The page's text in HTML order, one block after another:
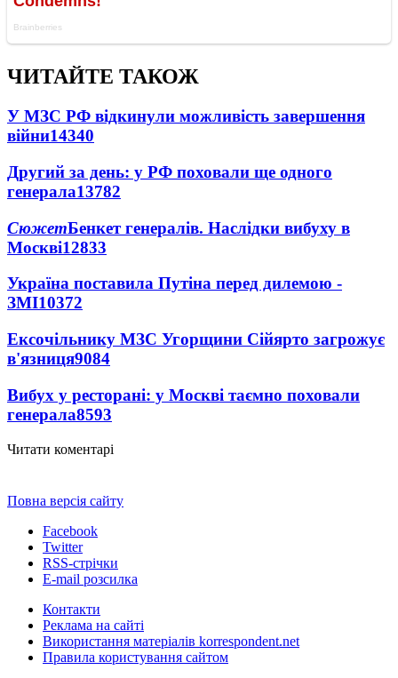
ЧИТАЙТЕ ТАКОЖ
У МЗС РФ відкинули можливість завершення
війни14340
Другий за день: у РФ поховали ще одного
генерала13782
СюжетБенкет генералів. Наслідки вибуху в
Москві12833
Україна поставила Путіна перед дилемою -
ЗМІ10372
Ексочільнику МЗС Угорщини Сійярто загрожує
в'язниця9084
Вибух у ресторані: у Москві таємно поховали
генерала8593
Читати коментарі
Повна версія сайту
Facebook
Twitter
RSS-стрічки
E-mail розсилка
Контакти
Реклама на сайті
Використання матеріалів korrespondent.net
Правила користування сайтом